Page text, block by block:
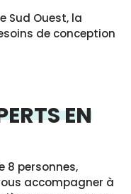
Sud Ouest, la
de conception
EN
8 personnes,
accompagner à